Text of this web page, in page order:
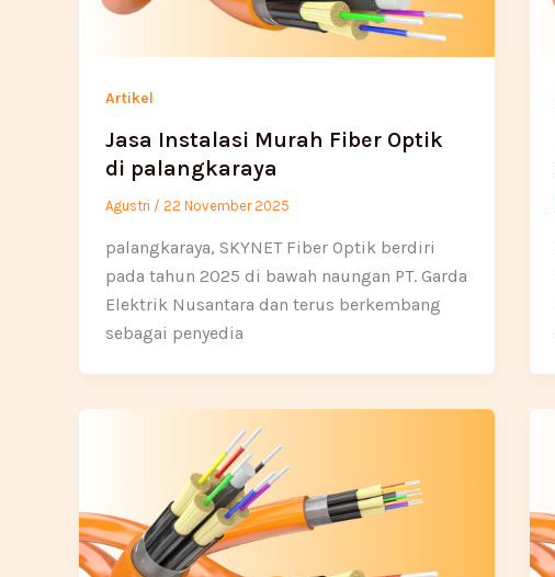
Artikel
Jasa Instalasi Murah Fiber Optik
di palangkaraya
Agustri / 22 November 2025
palangkaraya, SKYNET Fiber Optik berdiri
pada tahun 2025 di bawah naungan PT. Garda
Elektrik Nusantara dan terus berkembang
sebagai penyedia